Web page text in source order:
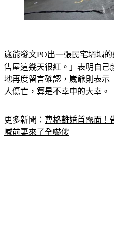
崴爺發文PO出一張民宅坍塌
售屋這幾天很紅。」表明自己
地再度留言確認，崴爺則表示
人傷亡，算是不幸中的大幸。
更多新聞： 曹格離婚首露面！
喊前妻來了全嚇傻